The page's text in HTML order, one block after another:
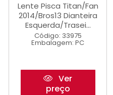
Lente Pisca Titan/Fan
2014/Bros13 Dianteira
Esquerda/Trasei...
Código: 33975
Embalagem: PC
Ver
preço